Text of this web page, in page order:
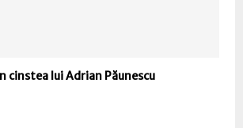
cinstea lui Adrian Păunescu